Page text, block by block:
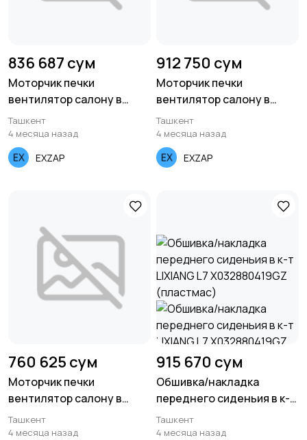
836 687 сум
Моторчик печки
вентилятор салону в
сборе REACH VOLVO FH16
1.16.12290
Ташкент
4 месяца назад
EXZAP
912 750 сум
Моторчик печки
вентилятор салону в
сборе REACH VOLVO FH12
1.16.12079
Ташкент
4 месяца назад
EXZAP
760 625 сум
Моторчик печки
вентилятор салону в
сборе REACH MAN TGA
1.16.12080
Ташкент
4 месяца назад
915 670 сум
Обшивка/накладка
переднего сиденьия в к-т
LIXIANG L7 X032880419GZ
(пластмас)
Ташкент
4 месяца назад